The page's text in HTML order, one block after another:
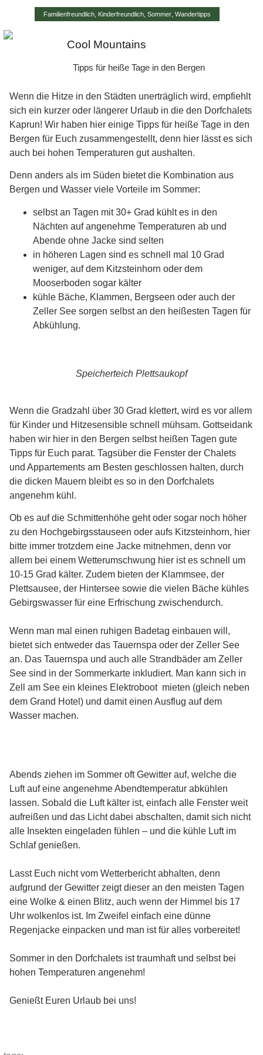
Familienfreundlich Kinderfreundlich Sommer Wandertipps
Cool Mountains
Tipps für heiße Tage in den Bergen
Wenn die Hitze in den Städten unerträglich wird, empfiehlt
sich ein kurzer oder längerer Urlaub in die den Dorfchalets
Kaprun! Wir haben hier einige Tipps für heiße Tage in den
Bergen für Euch zusammengestellt, denn hier lässt es sich
auch bei hohen Temperaturen gut aushalten.
Denn anders als im Süden bietet die Kombination aus
Bergen und Wasser viele Vorteile im Sommer:
selbst an Tagen mit 30+ Grad kühlt es in den
Nächten auf angenehme Temperaturen ab und
Abende ohne Jacke sind selten
in höheren Lagen sind es schnell mal 10 Grad
weniger, auf dem Kitzsteinhorn oder dem
Mooserboden sogar kälter
kühle Bäche, Klammen, Bergseen oder auch der
Zeller See sorgen selbst an den heißesten Tagen für
Abkühlung.
Speicherteich Plettsaukopf
Wenn die Gradzahl über 30 Grad klettert, wird es vor allem
für Kinder und Hitzesensible schnell mühsam. Gottseidank
haben wir hier in den Bergen selbst heißen Tagen gute
Tipps für Euch parat. Tagsüber die Fenster der Chalets
und Appartements am Besten geschlossen halten, durch
die dicken Mauern bleibt es so in den Dorfchalets
angenehm kühl.
Ob es auf die Schmittenhöhe geht oder sogar noch höher
zu den Hochgebirgsstauseen oder aufs Kitzsteinhorn, hier
bitte immer trotzdem eine Jacke mitnehmen, denn vor
allem bei einem Wetterumschwung hier ist es schnell um
10-15 Grad kälter. Zudem bieten der Klammsee, der
Plettsausee, der Hintersee sowie die vielen Bäche kühles
Gebirgswasser für eine Erfrischung zwischendurch.
Wenn man mal einen ruhigen Badetag einbauen will,
bietet sich entweder das Tauernspa oder der Zeller See
an. Das Tauernspa und auch alle Strandbäder am Zeller
See sind in der Sommerkarte inkludiert. Man kann sich in
Zell am See ein kleines Elektroboot mieten (gleich neben
dem Grand Hotel) und damit einen Ausflug auf dem
Wasser machen.
Abends ziehen im Sommer oft Gewitter auf, welche die
Luft auf eine angenehme Abendtemperatur abkühlen
lassen. Sobald die Luft kälter ist, einfach alle Fenster weit
aufreißen und das Licht dabei abschalten, damit sich nicht
alle Insekten eingeladen fühlen – und die kühle Luft im
Schlaf genießen.
Lasst Euch nicht vom Wetterbericht abhalten, denn
aufgrund der Gewitter zeigt dieser an den meisten Tagen
eine Wolke & einen Blitz, auch wenn der Himmel bis 17
Uhr wolkenlos ist. Im Zweifel einfach eine dünne
Regenjacke einpacken und man ist für alles vorbereitet!
Sommer in den Dorfchalets ist traumhaft und selbst bei
hohen Temperaturen angenehm!
Genießt Euren Urlaub bei uns!